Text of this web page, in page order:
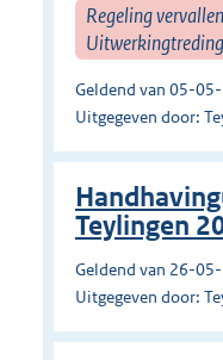
Regeling
Geldend van 05-
Uitgegeven door:
Teylingen
Geldend van 26-
Uitgegeven door: